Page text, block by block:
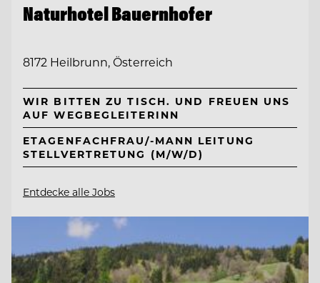
Naturhotel Bauernhofer
8172 Heilbrunn, Österreich
WIR BITTEN ZU TISCH. UND FREUEN UNS
AUF WEGBEGLEITERINN
ETAGENFACHFRAU/-MANN LEITUNG
STELLVERTRETUNG (M/W/D)
Entdecke alle Jobs